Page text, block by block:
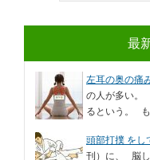
最
左耳の奥の痛
の人が多い。
るという。 も
頭部打撲 をし
刊）に、 脳